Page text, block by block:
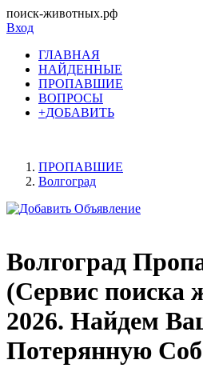
поиск-животных.рф
Вход
ГЛАВНАЯ
НАЙДЕННЫЕ
ПРОПАВШИЕ
ВОПРОСЫ
+ДОБАВИТЬ
ПРОПАВШИЕ
Волгоград
Волгоград
(Сервис поиска
2026. Найдем
Потерянную